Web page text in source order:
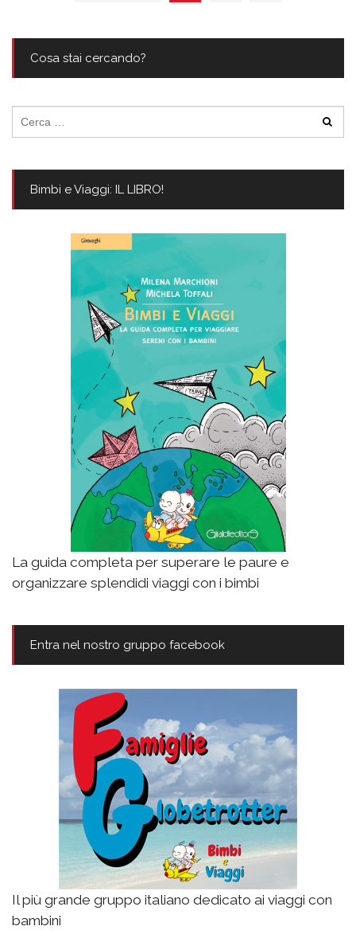
Cosa stai cercando?
per:
Bimbi e Viaggi: IL LIBRO!
La guida completa per superare le paure e
organizzare splendidi viaggi con i bimbi
Entra nel nostro gruppo facebook
Il più grande gruppo italiano dedicato ai viaggi con
bambini